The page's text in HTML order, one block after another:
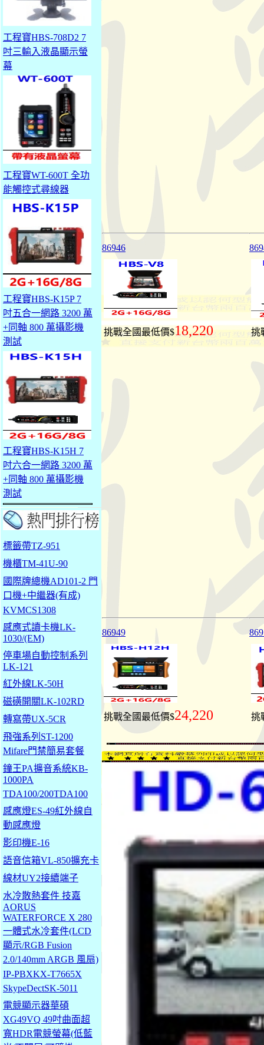
工程寶HBS-708D2 7
吋三輸入液晶顯示螢
幕
工程寶WT-600T 全功
能觸控式尋線器
工程寶HBS-K15P 7
吋五合一網路 3200 萬
+同軸 800 萬攝影機
測試
工程寶HBS-K15H 7
吋六合一網路 3200 萬
+同軸 800 萬攝影機
測試
標籤帶TZ-951
機櫃TM-41U-90
國際牌總機AD101-2 門
口機+中繼器(有成)
KVMCS1308
感應式讀卡機LK-
1030/(EM)
停車場自動控制系列
LK-121
紅外線LK-50H
磁磺開關LK-102RD
轉寫帶UX-5CR
飛強系列ST-1200
Mifare門禁簡易套餐
鐘王PA擴音系統KB-
1000PA
TDA100/200TDA100
感應燈ES-49紅外線自
動感應燈
影印機E-16
語音信箱VL-850擴充卡
線材UY2接續端子
水冷散熱套件 技嘉
AORUS
WATERFORCE X 280
一體式水冷套件(LCD
顯示/RGB Fusion
2.0/140mm ARGB 風扇)
IP-PBXKX-T7665X
SkypeDectSK-5011
電競顯示器華碩
XG49VQ 49吋曲面超
寬HDR電競螢幕(低藍
86946
挑戰全國最低價$18,220 挑
86949
挑戰全國最低價$24,220 挑